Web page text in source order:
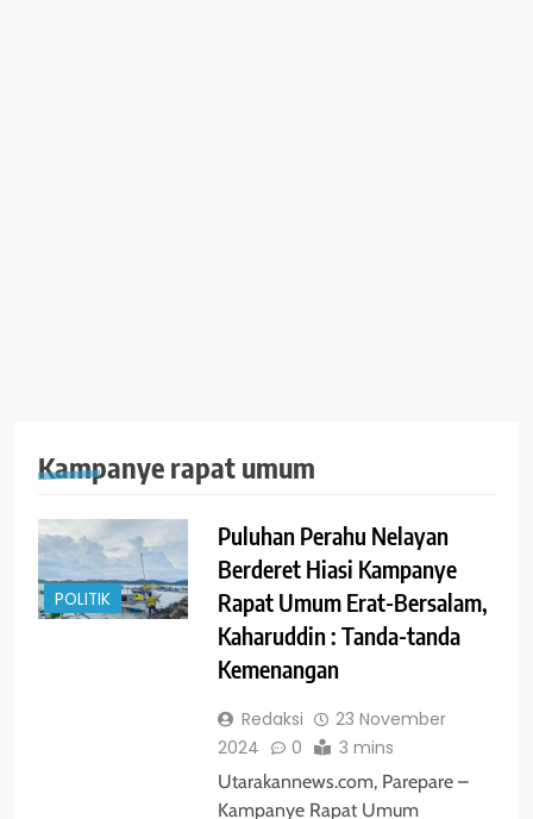
Kampanye rapat umum
POLITIK
Puluhan Perahu Nelayan
Berderet Hiasi Kampanye
Rapat Umum Erat-Bersalam,
Kaharuddin : Tanda-tanda
Kemenangan
Redaksi
23 November
2024
0 3 mins
Utarakannews.com, Parepare –
Kampanye Rapat Umum